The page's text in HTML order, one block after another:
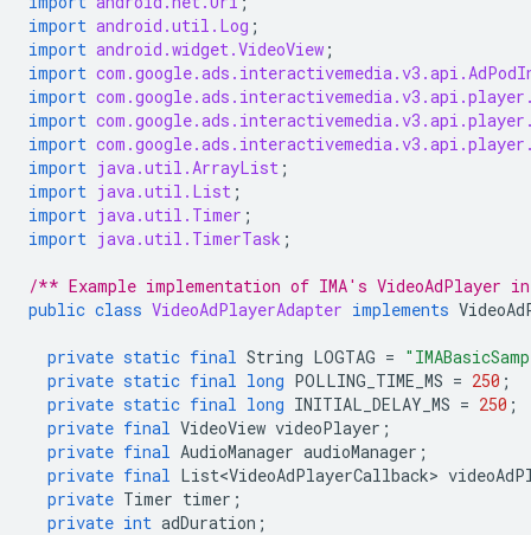
import android.util.Log ;
import android.widget.VideoView ;
import
import
import
import
import java.util.ArrayList ;
import java.util.List ;
import java.util.Timer ;
import java.util.TimerTask ;
/** Example implementation of IMA's VideoAdPlayer
public class VideoAdPlayerAdapter implements
private static final String LOGTAG =
private static final long POLLING_TIME_MS = 250 ;
private static final long INITIAL_DELAY_MS = 250 ;
private final VideoView videoPlayer ;
private final AudioManager audioManager ;
private final List<VideoAdPlayerCallback>
private Timer timer ;
private int adDuration ;